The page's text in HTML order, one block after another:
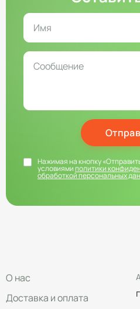
Нажимая на кнопку
условиямиполитики
обработкой персональных
О нас
Доставка и оплата